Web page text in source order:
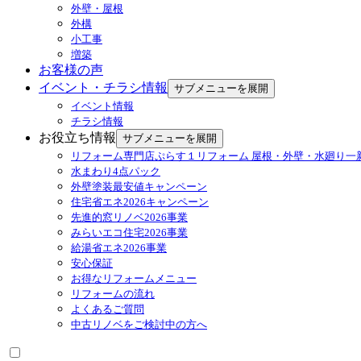
外壁・屋根
外構
小工事
増築
お客様の声
イベント・チラシ情報
サブメニューを展開
イベント情報
チラシ情報
お役立ち情報
サブメニューを展開
リフォーム専門店ぷらす１リフォーム 屋根・外壁・水廻り一
水まわり4点パック
外壁塗装最安値キャンペーン
住宅省エネ2026キャンペーン
先進的窓リノベ2026事業
みらいエコ住宅2026事業
給湯省エネ2026事業
安心保証
お得なリフォームメニュー
リフォームの流れ
よくあるご質問
中古リノベをご検討中の方へ